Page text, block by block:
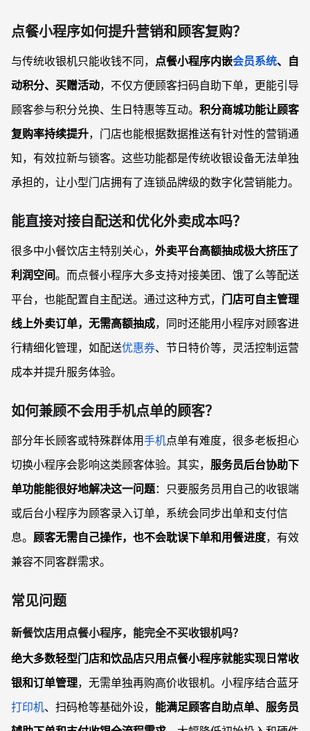
点餐小程序如何提升营销和顾客复购？
与传统收银机只能收钱不同， 点餐小程序内嵌会员系统、自
动积分、买赠活动，不仅方便顾客扫码自助下单，更能引导
顾客参与积分兑换、生日特惠等互动。 积分商城功能让顾客
复购率持续提升，门店也能根据数据推送有针对性的营销通
知，有效拉新与锁客。这些功能都是传统收银设备无法单独
承担的，让小型门店拥有了连锁品牌级的数字化营销能力。
能直接对接自配送和优化外卖成本吗？
很多中小餐饮店主特别关心， 外卖平台高额抽成极大挤压了
利润空间。而点餐小程序大多支持对接美团、饿了么等配送
平台，也能配置自主配送。通过这种方式， 门店可自主管理
线上外卖订单，无需高额抽成，同时还能用小程序对顾客进
行精细化管理，如配送优惠券、节日特价等，灵活控制运营
成本并提升服务体验。
如何兼顾不会用手机点单的顾客？
部分年长顾客或特殊群体用手机点单有难度，很多老板担心
切换小程序会影响这类顾客体验。其实， 服务员后台协助下
单功能能很好地解决这一问题：只要服务员用自己的收银端
或后台小程序为顾客录入订单，系统会同步出单和支付信
息。 顾客无需自己操作，也不会耽误下单和用餐进度，有效
兼容不同客群需求。
常见问题
新餐饮店用点餐小程序，能完全不买收银机吗？
绝大多数轻型门店和饮品店只用点餐小程序就能实现日常收
银和订单管理，无需单独再购高价收银机。小程序结合蓝牙
打印机、扫码枪等基础外设， 能满足顾客自助点单、服务员